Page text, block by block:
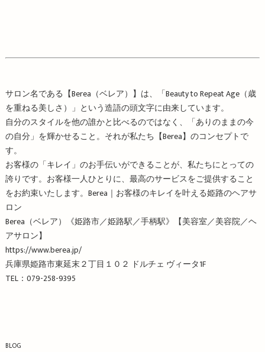
サロン名である【Berea（ベレア）】は、「Beauty to Repeat Age（歳
を重ねる美しさ）」という造語の頭文字に由来しています。
自分のスタイルを他の誰かと比べるのではなく、「ありのままの今
の自分」を輝かせること。それが私たち【Berea】のコンセプトで
す。
お客様の「キレイ」のお手伝いができることが、私たちにとっての
誇りです。お客様一人ひとりに、最高のサービスをご提供すること
をお約束いたします。Berea｜お客様のキレイを叶える姫路のヘアサ
ロン
Berea（ベレア）《姫路市／姫路駅／手柄駅》【美容室／美容院／ヘ
アサロン】
https://www.berea.jp/
兵庫県姫路市東延末２丁目１０２ ドルチェ ヴィータ1F
TEL：079-258-9395
BLOG